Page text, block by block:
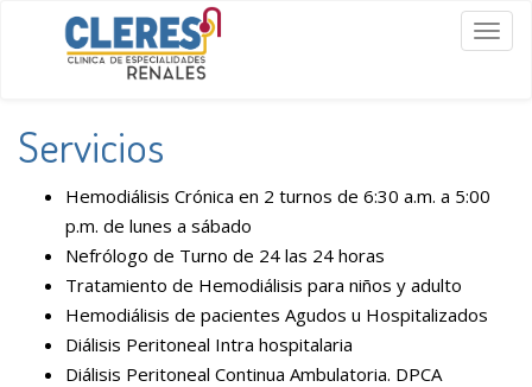
Servicios
Hemodiálisis Crónica en 2 turnos de 6:30 a.m. a 5:00
p.m. de lunes a sábado
Nefrólogo de Turno de 24 las 24 horas
Tratamiento de Hemodiálisis para niños y adulto
Hemodiálisis de pacientes Agudos u Hospitalizados
Diálisis Peritoneal Intra hospitalaria
Diálisis Peritoneal Continua Ambulatoria. DPCA